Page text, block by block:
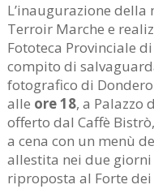
L’inaugurazione
Terroir Marche e
Fototeca Provinciale
compito di
fotografico di
alle ore 18, a Palazzo
offerto dal Caffè
a cena con un menù
allestita nei due giorni
riproposta al Forte